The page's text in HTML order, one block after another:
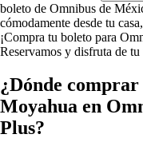
boleto de Omnibus de
cómodamente desde tu
¡Compra tu boleto para
Reservamos y disfruta de
¿Dónde comprar
Moyahua en
Plus?